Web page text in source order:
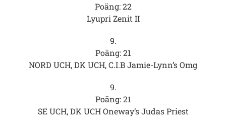
Poäng: 22
Lyupri Zenit II
9.
Poäng: 21
NORD UCH, DK UCH, C.I.B Jamie-Lynn’s Omg
9.
Poäng: 21
SE UCH, DK UCH Oneway’s Judas Priest